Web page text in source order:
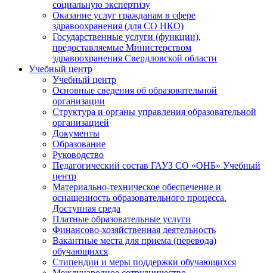
социальную экспертизу
Оказание услуг гражданам в сфере
здравоохранения (для СО НКО)
Государственные услуги (функции),
предоставляемые Министерством
здравоохранения Свердловской области
Учебный центр
Учебный центр
Основные сведения об образовательной
организации
Структура и органы управления образовательной
организацией
Документы
Образование
Руководство
Педагогический состав ГАУЗ СО «ОНБ» Учебный
центр
Материально-техническое обеспечение и
оснащенность образовательного процесса.
Доступная среда
Платные образовательные услуги
Финансово-хозяйственная деятельность
Вакантные места для приема (перевода)
обучающихся
Стипендии и меры поддержки обучающихся